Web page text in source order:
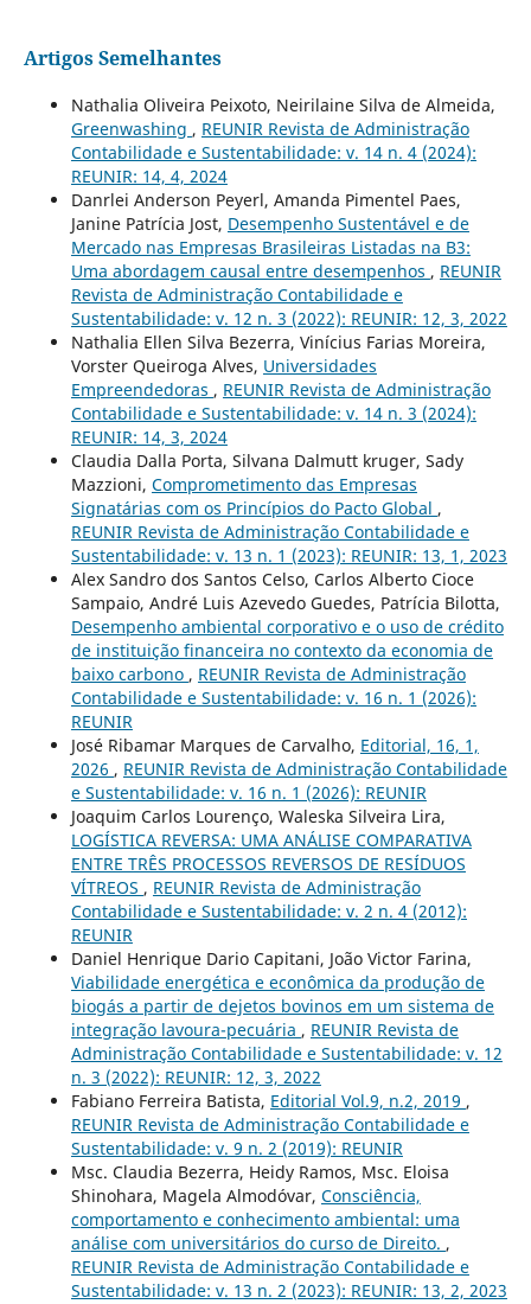
Artigos Semelhantes
Nathalia Oliveira Peixoto, Neirilaine Silva de Almeida,
Greenwashing , REUNIR Revista de Administração
Contabilidade e Sustentabilidade: v. 14 n. 4 (2024):
REUNIR: 14, 4, 2024
Danrlei Anderson Peyerl, Amanda Pimentel Paes,
Janine Patrícia Jost, Desempenho Sustentável e de
Mercado nas Empresas Brasileiras Listadas na B3:
Uma abordagem causal entre desempenhos , REUNIR
Revista de Administração Contabilidade e
Sustentabilidade: v. 12 n. 3 (2022): REUNIR: 12, 3, 2022
Nathalia Ellen Silva Bezerra, Vinícius Farias Moreira,
Vorster Queiroga Alves, Universidades
Empreendedoras , REUNIR Revista de Administração
Contabilidade e Sustentabilidade: v. 14 n. 3 (2024):
REUNIR: 14, 3, 2024
Claudia Dalla Porta, Silvana Dalmutt kruger, Sady
Mazzioni, Comprometimento das Empresas
Signatárias com os Princípios do Pacto Global ,
REUNIR Revista de Administração Contabilidade e
Sustentabilidade: v. 13 n. 1 (2023): REUNIR: 13, 1, 2023
Alex Sandro dos Santos Celso, Carlos Alberto Cioce
Sampaio, André Luis Azevedo Guedes, Patrícia Bilotta,
Desempenho ambiental corporativo e o uso de crédito
de instituição financeira no contexto da economia de
baixo carbono , REUNIR Revista de Administração
Contabilidade e Sustentabilidade: v. 16 n. 1 (2026):
REUNIR
José Ribamar Marques de Carvalho, Editorial, 16, 1,
2026 , REUNIR Revista de Administração Contabilidade
e Sustentabilidade: v. 16 n. 1 (2026): REUNIR
Joaquim Carlos Lourenço, Waleska Silveira Lira,
LOGÍSTICA REVERSA: UMA ANÁLISE COMPARATIVA
ENTRE TRÊS PROCESSOS REVERSOS DE RESÍDUOS
VÍTREOS , REUNIR Revista de Administração
Contabilidade e Sustentabilidade: v. 2 n. 4 (2012):
REUNIR
Daniel Henrique Dario Capitani, João Victor Farina,
Viabilidade energética e econômica da produção de
biogás a partir de dejetos bovinos em um sistema de
integração lavoura-pecuária , REUNIR Revista de
Administração Contabilidade e Sustentabilidade: v. 12
n. 3 (2022): REUNIR: 12, 3, 2022
Fabiano Ferreira Batista, Editorial Vol.9, n.2, 2019 ,
REUNIR Revista de Administração Contabilidade e
Sustentabilidade: v. 9 n. 2 (2019): REUNIR
Msc. Claudia Bezerra, Heidy Ramos, Msc. Eloisa
Shinohara, Magela Almodóvar, Consciência,
comportamento e conhecimento ambiental: uma
análise com universitários do curso de Direito. ,
REUNIR Revista de Administração Contabilidade e
Sustentabilidade: v. 13 n. 2 (2023): REUNIR: 13, 2, 2023